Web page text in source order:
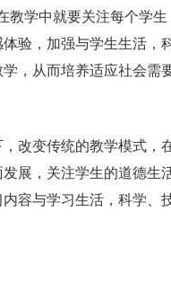
教学中就要关注每个学
验，加强与学生生活，
，从而培养适应社会需
改变传统的教学模式，
展，关注学生的道德生
容与学习生活，科学、